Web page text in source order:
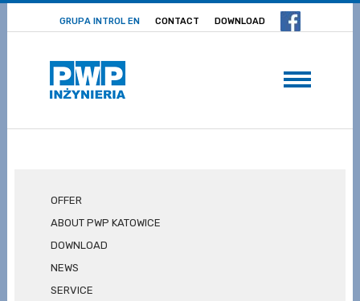
GRUPA INTROL EN CONTACT DOWNLOAD
OFFER
ABOUT PWP KATOWICE
DOWNLOAD
NEWS
SERVICE